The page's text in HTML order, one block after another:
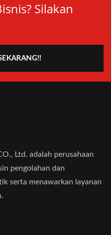
Silakan
Ltd. adalah perusahaan
pengolahan dan
serta menawarkan layanan